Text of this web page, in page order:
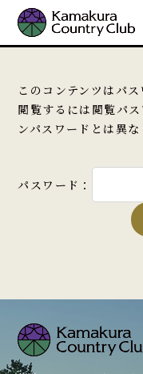
このコンテンツはパ
閲覧するには閲覧パ
ンパスワードとは異な
パスワード：